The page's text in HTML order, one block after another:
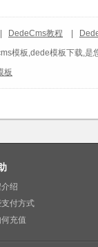
DedeCms教程
模板,dede模板下载,是
板
绍
付方式
充值